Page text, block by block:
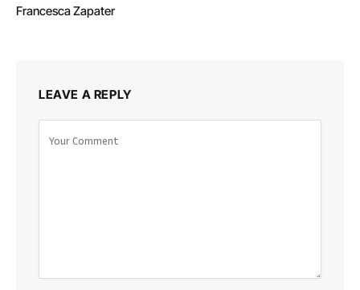
Francesca Zapater
LEAVE A REPLY